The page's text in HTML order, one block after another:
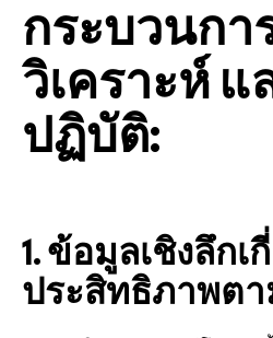
กระบวนกา
วิเคราะห์ แ
ปฏิบัติ:
1. ข้อมูลเชิงลึกเ
ประสิทธิภาพต